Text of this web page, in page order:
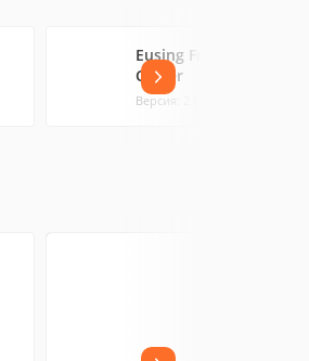
Eusing Free MP3
Cutter
Версия: 2.6 (1.25 МБ)